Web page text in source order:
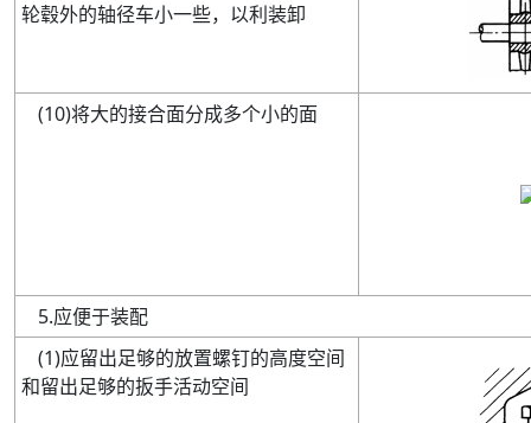
轮毂外的轴径车小一些，以利装卸
(10)将大的接合面分成多个小的面
5.应便于装配
(1)应留出足够的放置螺钉的高度空间
和留出足够的扳手活动空间